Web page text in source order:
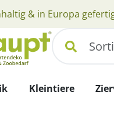
& in Europa
Suchen
Kleintiere